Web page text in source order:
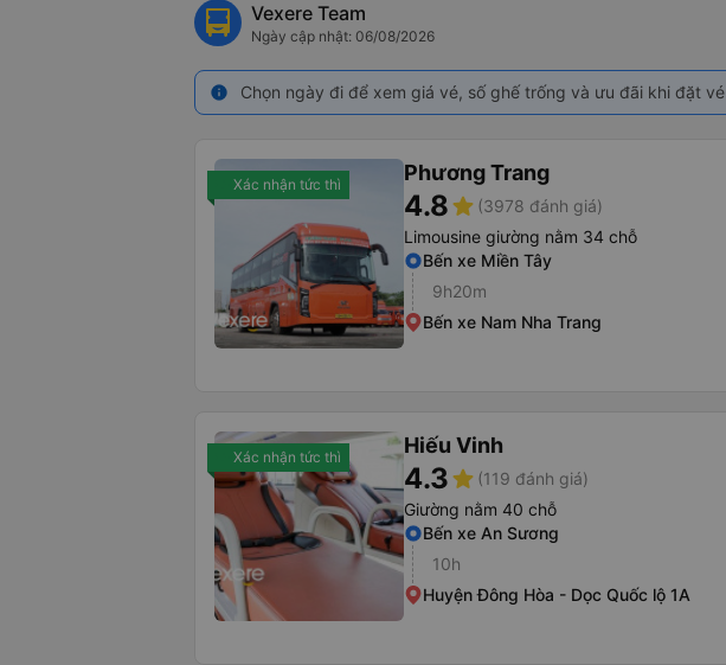
Vexere Team
Ngày cập nhật: 06/08/2026
info Chọn ngày đi để xem giá vé, số ghế trống và ưu đãi khi đặt vé
Xác nhận tức thì Phương Trang
4.8star (3978 đánh giá)
Limousine giường nằm 34 chỗ
Bến xe Miền Tây
9h20m
Bến xe Nam Nha Trang
Xác nhận tức thì Hiếu Vinh
4.3star (119 đánh giá)
Giường nằm 40 chỗ
Bến xe An Sương
10h
Huyện Đông Hòa - Dọc Quốc lộ 1A